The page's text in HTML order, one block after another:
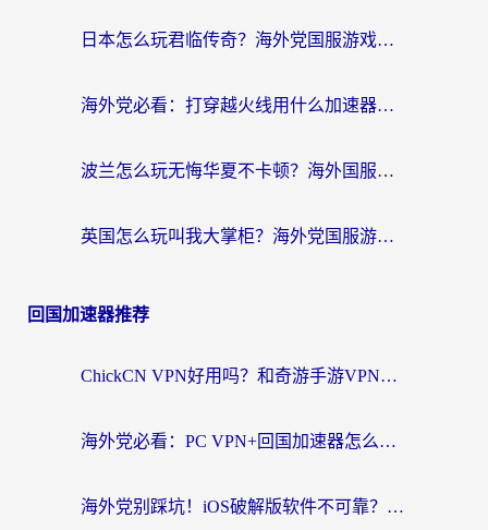
日本怎么玩君临传奇？海外党国服游戏加速避坑指南（附菲律宾欧洲玩家实测）
海外党必看：打穿越火线用什么加速器？解决延迟卡顿，还能玩奇妙拼图世界和第五人格
波兰怎么玩无悔华夏不卡顿？海外国服游戏加速器终极指南（附征途2萤火突击解决方案）
英国怎么玩叫我大掌柜？海外党国服游戏加速避坑指南（附实测推荐）
回国加速器推荐
ChickCN VPN好用吗？和奇游手游VPN对比哪个回国效果更好？海外党亲测实用指南
海外党必看：PC VPN+回国加速器怎么选？无缝访问国内资源全攻略
海外党别踩坑！iOS破解版软件不可靠？教你选对回国加速器无缝看国内资源